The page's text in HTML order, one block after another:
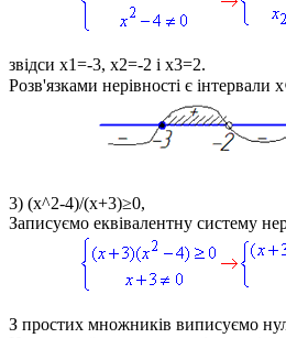
звідси x1=-3, x2=-2 і x3=2.
Розв'язками нерівності є інтервали
3) (x^2-4)/(x+3)≥0,
Записуємо еквівалентну систему
З простих множників виписуємо